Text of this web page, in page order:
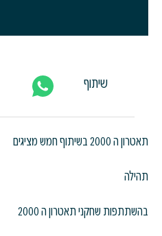
שיתוף
תאטרון ה 2000 בשיתוף חמש מציגים
תהילה
בהשתתפות שחקני תאטרון ה 2000